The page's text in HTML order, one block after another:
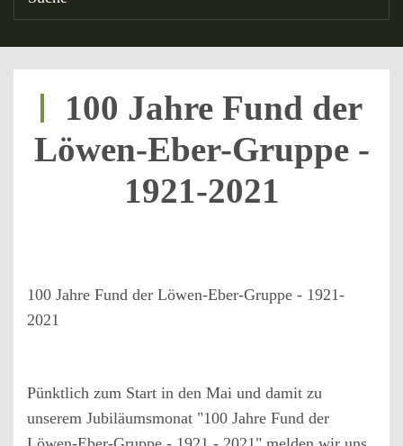
100 Jahre Fund der
Löwen-Eber-Gruppe -
1921-2021
100 Jahre Fund der Löwen-Eber-Gruppe - 1921-
2021
Pünktlich zum Start in den Mai und damit zu
unserem Jubiläumsmonat "100 Jahre Fund der